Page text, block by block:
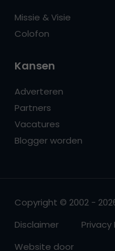
Missie & Visie
Colofon
Kansen
Adverteren
Partners
Vacatures
Blogger worden
Copyright © 2002 -
Disclaimer
Privacy
Website door